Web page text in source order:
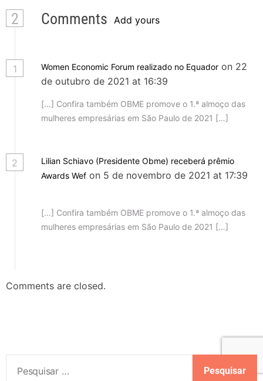
2 Comments Add yours
1 Women Economic Forum realizado no Equador on 22
de outubro de 2021 at 16:39
[…] Confira também OBME promove o 1.ª almoço das
mulheres empresárias em São Paulo de 2021 […]
2
Lilian Schiavo (Presidente Obme) receberá prêmio
Awards Wef on 5 de novembro de 2021 at 17:39
[…] Confira também OBME promove o 1.ª almoço das
mulheres empresárias em São Paulo de 2021 […]
Comments are closed.